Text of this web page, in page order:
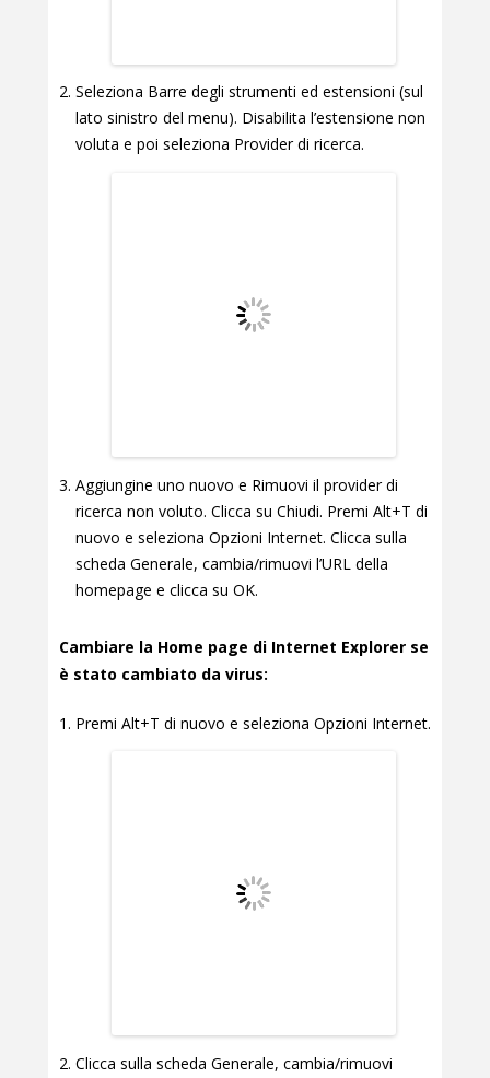
Seleziona Barre degli strumenti ed estensioni (sul
lato sinistro del menu). Disabilita l’estensione non
voluta e poi seleziona Provider di ricerca.
Aggiungine uno nuovo e Rimuovi il provider di
ricerca non voluto. Clicca su Chiudi. Premi Alt+T di
nuovo e seleziona Opzioni Internet. Clicca sulla
scheda Generale, cambia/rimuovi l’URL della
homepage e clicca su OK.
Cambiare la Home page di Internet Explorer se
è stato cambiato da virus:
Premi Alt+T di nuovo e seleziona Opzioni Internet.
Clicca sulla scheda Generale, cambia/rimuovi